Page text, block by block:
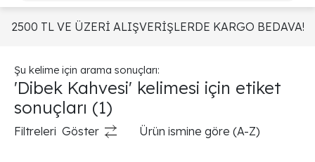
2500 TL VE ÜZERİ ALIŞVERİŞLERDE KARGO BEDAVA!
Şu kelime için arama sonuçları:
'Dibek Kahvesi' kelimesi için etiket
sonuçları (1)
Filtreleri Göster Ürün ismine göre (A-Z)